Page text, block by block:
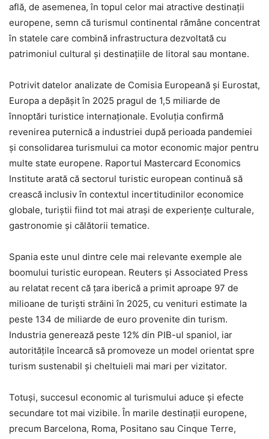
află, de asemenea, în topul celor mai atractive destinații
europene, semn că turismul continental rămâne concentrat
în statele care combină infrastructura dezvoltată cu
patrimoniul cultural și destinațiile de litoral sau montane.
Potrivit datelor analizate de Comisia Europeană și Eurostat,
Europa a depășit în 2025 pragul de 1,5 miliarde de
înnoptări turistice internaționale. Evoluția confirmă
revenirea puternică a industriei după perioada pandemiei
și consolidarea turismului ca motor economic major pentru
multe state europene. Raportul Mastercard Economics
Institute arată că sectorul turistic european continuă să
crească inclusiv în contextul incertitudinilor economice
globale, turiștii fiind tot mai atrași de experiențe culturale,
gastronomie și călătorii tematice.
Spania este unul dintre cele mai relevante exemple ale
boomului turistic european. Reuters și Associated Press
au relatat recent că țara iberică a primit aproape 97 de
milioane de turiști străini în 2025, cu venituri estimate la
peste 134 de miliarde de euro provenite din turism.
Industria generează peste 12% din PIB-ul spaniol, iar
autoritățile încearcă să promoveze un model orientat spre
turism sustenabil și cheltuieli mai mari per vizitator.
Totuși, succesul economic al turismului aduce și efecte
secundare tot mai vizibile. În marile destinații europene,
precum Barcelona, Roma, Positano sau Cinque Terre,